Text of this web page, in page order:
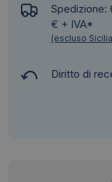
Spedizione:
€ + IVA*
(escluso
Diritto di